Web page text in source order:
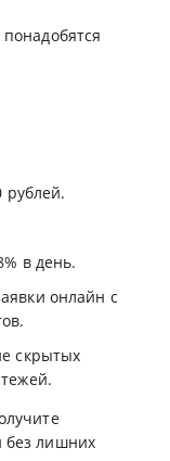
рублей.
в день.
онлайн с
скрытых
без лишних